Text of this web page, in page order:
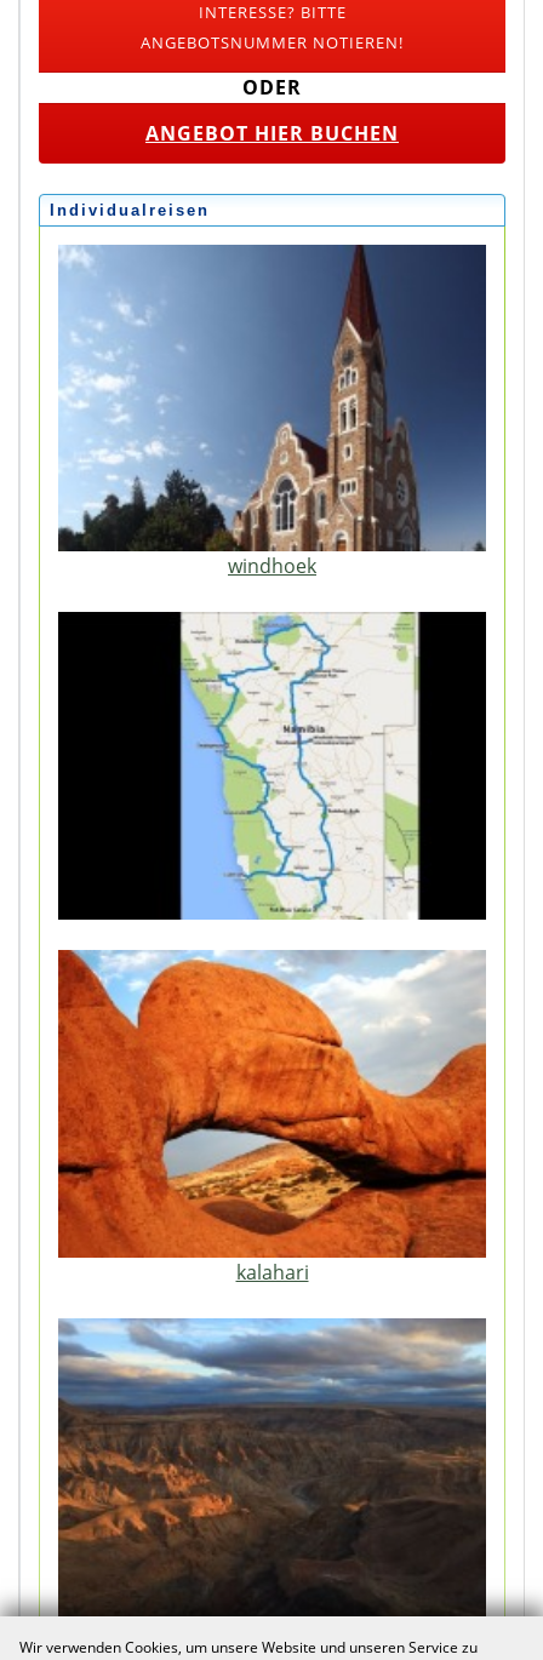
INTERESSE? BITTE
ANGEBOTSNUMMER NOTIEREN!
ODER
ANGEBOT HIER BUCHEN
Individualreisen
windhoek
kalahari
fish_river_canyon
Wir verwenden Cookies, um unsere Website und unseren Service zu